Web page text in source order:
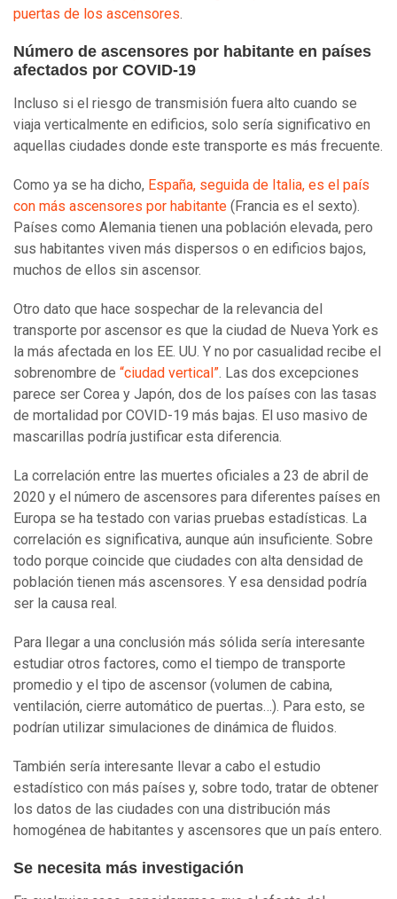
puertas de los ascensores.
Número de ascensores por habitante en países
afectados por COVID-19
Incluso si el riesgo de transmisión fuera alto cuando se
viaja verticalmente en edificios, solo sería significativo en
aquellas ciudades donde este transporte es más frecuente.
Como ya se ha dicho, España, seguida de Italia, es el país
con más ascensores por habitante (Francia es el sexto).
Países como Alemania tienen una población elevada, pero
sus habitantes viven más dispersos o en edificios bajos,
muchos de ellos sin ascensor.
Otro dato que hace sospechar de la relevancia del
transporte por ascensor es que la ciudad de Nueva York es
la más afectada en los EE. UU. Y no por casualidad recibe el
sobrenombre de “ciudad vertical”. Las dos excepciones
parece ser Corea y Japón, dos de los países con las tasas
de mortalidad por COVID-19 más bajas. El uso masivo de
mascarillas podría justificar esta diferencia.
La correlación entre las muertes oficiales a 23 de abril de
2020 y el número de ascensores para diferentes países en
Europa se ha testado con varias pruebas estadísticas. La
correlación es significativa, aunque aún insuficiente. Sobre
todo porque coincide que ciudades con alta densidad de
población tienen más ascensores. Y esa densidad podría
ser la causa real.
Para llegar a una conclusión más sólida sería interesante
estudiar otros factores, como el tiempo de transporte
promedio y el tipo de ascensor (volumen de cabina,
ventilación, cierre automático de puertas…). Para esto, se
podrían utilizar simulaciones de dinámica de fluidos.
También sería interesante llevar a cabo el estudio
estadístico con más países y, sobre todo, tratar de obtener
los datos de las ciudades con una distribución más
homogénea de habitantes y ascensores que un país entero.
Se necesita más investigación